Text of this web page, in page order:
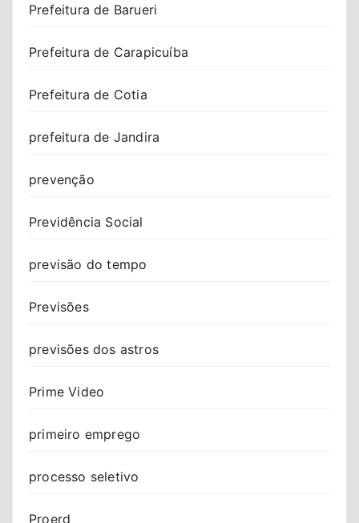
Prefeitura de Barueri
Prefeitura de Carapicuíba
Prefeitura de Cotia
prefeitura de Jandira
prevenção
Previdência Social
previsão do tempo
Previsões
previsões dos astros
Prime Video
primeiro emprego
processo seletivo
Proerd